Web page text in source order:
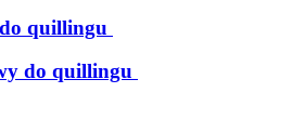
quillingu
do quillingu